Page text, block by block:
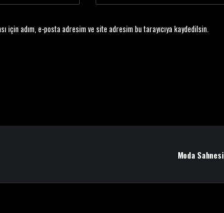
için adım, e-posta adresim ve site adresim bu tarayıcıya kaydedilsin.
Moda Sahnesi